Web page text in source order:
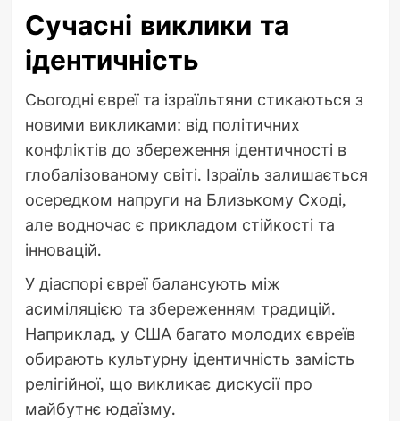
Сучасні виклики та
ідентичність
Сьогодні євреї та ізраїльтяни стикаються з
новими викликами: від політичних
конфліктів до збереження ідентичності в
глобалізованому світі. Ізраїль залишається
осередком напруги на Близькому Сході,
але водночас є прикладом стійкості та
інновацій.
У діаспорі євреї балансують між
асиміляцією та збереженням традицій.
Наприклад, у США багато молодих євреїв
обирають культурну ідентичність замість
релігійної, що викликає дискусії про
майбутнє юдаїзму.